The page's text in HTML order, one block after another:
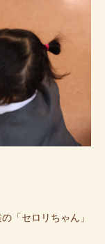
「セロリちゃん」